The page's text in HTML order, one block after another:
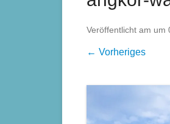
Veröffentlicht am um
← Vorheriges